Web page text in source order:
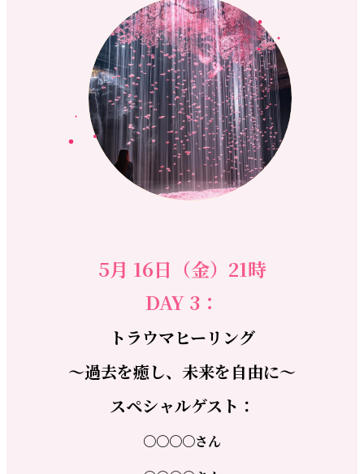
5月 16日（金）21時
DAY 3：
トラウマヒーリング
～過去を癒し、未来を自由に～
スペシャルゲスト：
〇〇〇〇さん